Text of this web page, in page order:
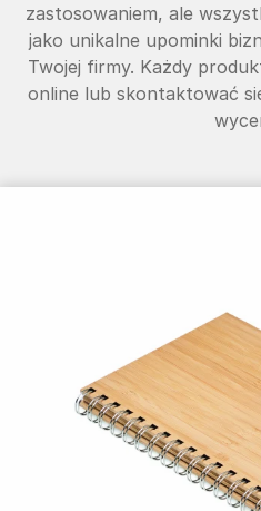
zastosowaniem, ale
jako unikalne upominki
Twojej firmy. Każdy
online lub skontaktować